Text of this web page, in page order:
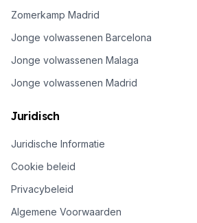
Zomerkamp Madrid
Jonge volwassenen Barcelona
Jonge volwassenen Malaga
Jonge volwassenen Madrid
Juridisch
Juridische Informatie
Cookie beleid
Privacybeleid
Algemene Voorwaarden